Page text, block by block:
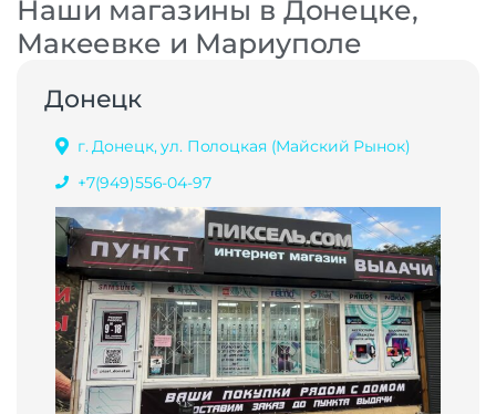
Наши магазины в Донецке,
Макеевке и Мариуполе
Донецк
г. Донецк, ул. Полоцкая (Майский Рынок)
+7(949)556-04-97